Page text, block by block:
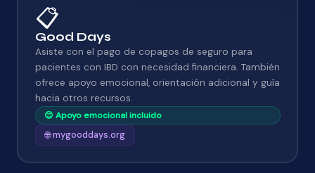
📋
Good Days
Asiste con el pago de copagos de seguro para
pacientes con IBD con necesidad financiera. También
ofrece apoyo emocional, orientación adicional y guía
hacia otros recursos.
😊 Apoyo emocional incluido
🌐 mygooddays.org